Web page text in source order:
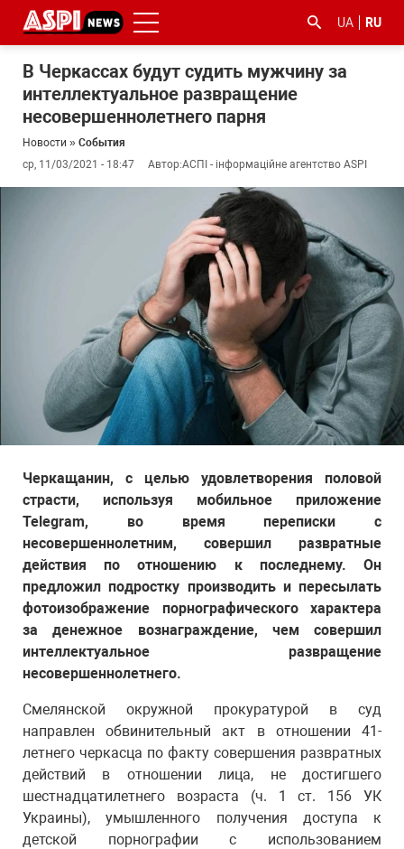
UA RU
В Черкассах будут судить мужчину за
интеллектуальное развращение
несовершеннолетнего парня
Новости » События
ср, 11/03/2021 - 18:47
Автор:АСПІ - інформаційне агентство ASPI
Черкащанин, с целью удовлетворения половой
страсти, используя мобильное приложение
Telegram, во время переписки с
несовершеннолетним, совершил развратные
действия по отношению к последнему. Он
предложил подростку производить и пересылать
фотоизображение порнографического характера
за денежное вознаграждение, чем совершил
интеллектуальное развращение
несовершеннолетнего.
Смелянской окружной прокуратурой в суд
направлен обвинительный акт в отношении 41-
летнего черкасца по факту совершения развратных
действий в отношении лица, не достигшего
шестнадцатилетнего возраста (ч. 1 ст. 156 УК
Украины), умышленного получения доступа к
детской порнографии с использованием
#Киев #коронавірус